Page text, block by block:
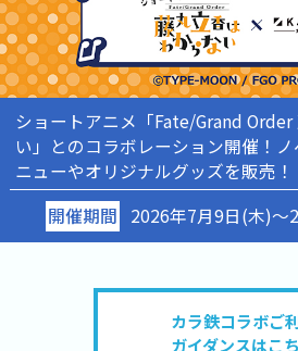
ショートアニメ「Fate/Grand
い」とのコラボレーション開催！
ニューやオリジナルグッズを販売！
開催期間
2026年7月9日(木)～
カラ鉄コラボご
ガイダンスはこ